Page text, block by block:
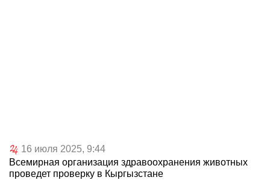
16 июля 2025, 9:44
Всемирная организация здравоохранения животных
проведет проверку в Кыргызстане